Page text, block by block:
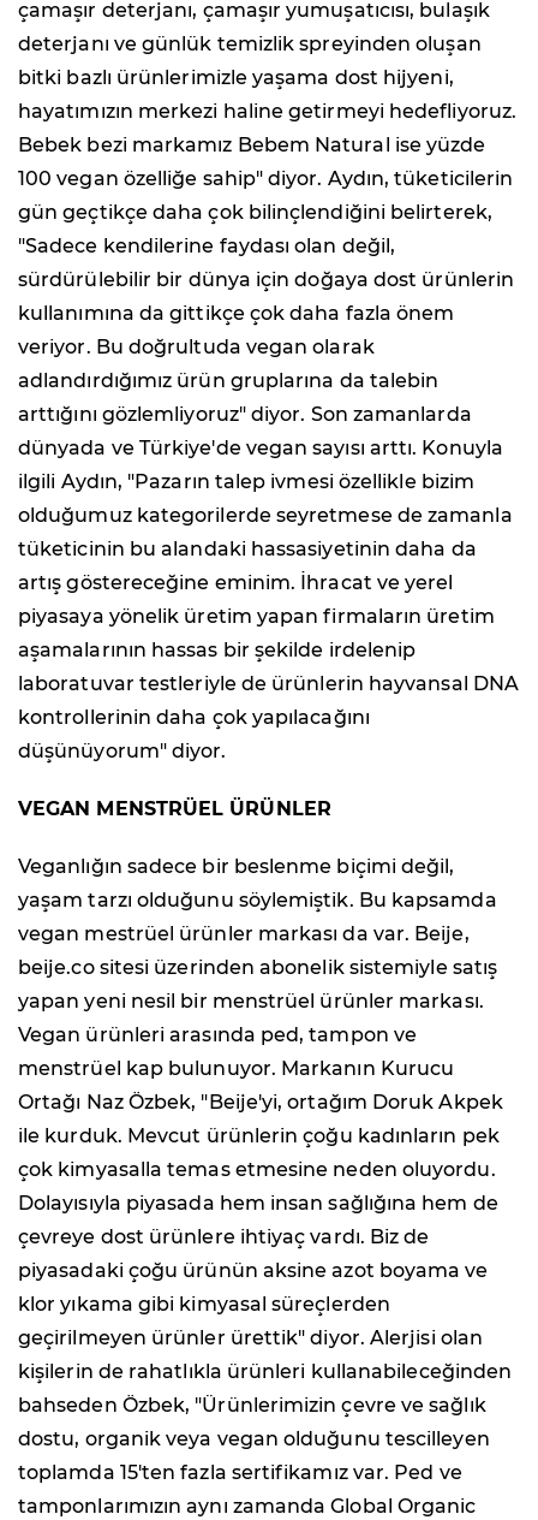
çamaşır deterjanı, çamaşır yumuşatıcısı, bulaşık
deterjanı ve günlük temizlik spreyinden oluşan
bitki bazlı ürünlerimizle yaşama dost hijyeni,
hayatımızın merkezi haline getirmeyi hedefliyoruz.
Bebek bezi markamız Bebem Natural ise yüzde
100 vegan özelliğe sahip" diyor. Aydın, tüketicilerin
gün geçtikçe daha çok bilinçlendiğini belirterek,
"Sadece kendilerine faydası olan değil,
sürdürülebilir bir dünya için doğaya dost ürünlerin
kullanımına da gittikçe çok daha fazla önem
veriyor. Bu doğrultuda vegan olarak
adlandırdığımız ürün gruplarına da talebin
arttığını gözlemliyoruz" diyor. Son zamanlarda
dünyada ve Türkiye'de vegan sayısı arttı. Konuyla
ilgili Aydın, "Pazarın talep ivmesi özellikle bizim
olduğumuz kategorilerde seyretmese de zamanla
tüketicinin bu alandaki hassasiyetinin daha da
artış göstereceğine eminim. İhracat ve yerel
piyasaya yönelik üretim yapan firmaların üretim
aşamalarının hassas bir şekilde irdelenip
laboratuvar testleriyle de ürünlerin hayvansal DNA
kontrollerinin daha çok yapılacağını
düşünüyorum" diyor.
VEGAN MENSTRÜEL ÜRÜNLER
Veganlığın sadece bir beslenme biçimi değil,
yaşam tarzı olduğunu söylemiştik. Bu kapsamda
vegan mestrüel ürünler markası da var. Beije,
beije.co sitesi üzerinden abonelik sistemiyle satış
yapan yeni nesil bir menstrüel ürünler markası.
Vegan ürünleri arasında ped, tampon ve
menstrüel kap bulunuyor. Markanın Kurucu
Ortağı Naz Özbek, "Beije'yi, ortağım Doruk Akpek
ile kurduk. Mevcut ürünlerin çoğu kadınların pek
çok kimyasalla temas etmesine neden oluyordu.
Dolayısıyla piyasada hem insan sağlığına hem de
çevreye dost ürünlere ihtiyaç vardı. Biz de
piyasadaki çoğu ürünün aksine azot boyama ve
klor yıkama gibi kimyasal süreçlerden
geçirilmeyen ürünler ürettik" diyor. Alerjisi olan
kişilerin de rahatlıkla ürünleri kullanabileceğinden
bahseden Özbek, "Ürünlerimizin çevre ve sağlık
dostu, organik veya vegan olduğunu tescilleyen
toplamda 15'ten fazla sertifikamız var. Ped ve
tamponlarımızın aynı zamanda Global Organic